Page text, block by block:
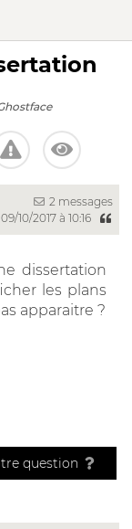
2 messages
10/2017 à 10:16
dissertation
les plans
apparaitre ?
question